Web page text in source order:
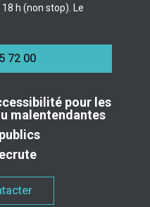
h (non stop). Le
72 00
pour les
malentendantes